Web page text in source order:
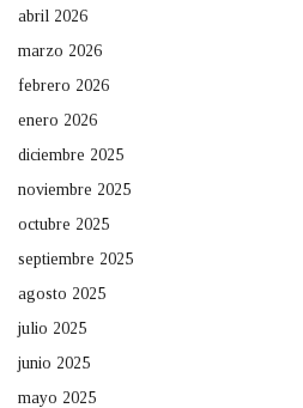
abril 2026
marzo 2026
febrero 2026
enero 2026
diciembre 2025
noviembre 2025
octubre 2025
septiembre 2025
agosto 2025
julio 2025
junio 2025
mayo 2025